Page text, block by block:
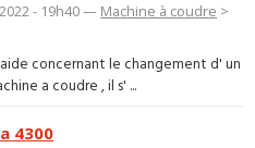
- 19h40 — Machine à coudre >
concernant le changement d' un
a coudre , il s' ...
4300